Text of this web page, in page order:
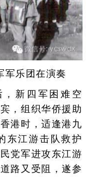
军乐团在演奏
新四军困难空
，组织华侨援助
港时，适逢港九
东江游击队救护
党军进攻东江游
路又受阻，遂参